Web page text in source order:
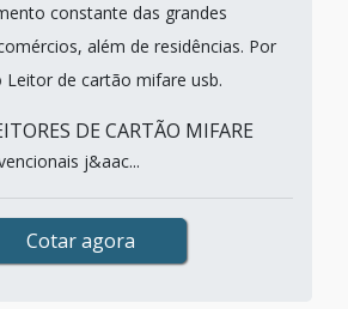
constante das grandes
além de residências. Por
Leitor de cartão mifare usb.
DE CARTÃO MIFARE
j&aac...
Cotar agora